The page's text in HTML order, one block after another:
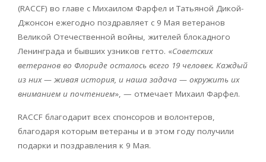
(RACCF) во главе с Михаилом Фарфел и Татьяной Дикой-
Джонсон ежегодно поздравляет с 9 Мая ветеранов
Великой Отечественной войны, жителей блокадного
Ленинграда и бывших узников гетто. «Советских
ветеранов во Флориде осталось всего 19 человек. Каждый
из них — живая история, и наша задача — окружить их
вниманием и почтением», — отмечает Михаил Фарфел.
RACCF благодарит всех спонсоров и волонтеров,
благодаря которым ветераны и в этом году получили
подарки и поздравления к 9 Мая.